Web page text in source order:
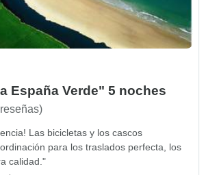
España Verde" 5 noches
Las bicicletas y los cascos
para los traslados perfecta, los
calidad."